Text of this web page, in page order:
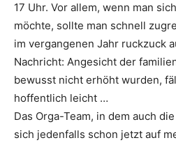
17 Uhr. Vor allem, wenn man
möchte, sollte man schnell
im vergangenen Jahr ruckzuck
Nachricht: Angesicht der
bewusst nicht erhöht wurden,
hoffentlich leicht …
Das Orga-Team, in dem auch
sich jedenfalls schon jetzt auf